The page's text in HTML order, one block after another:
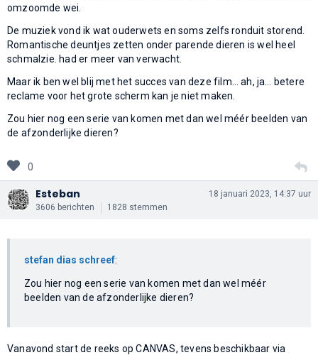
omzoomde wei.
De muziek vond ik wat ouderwets en soms zelfs ronduit storend.
Romantische deuntjes zetten onder parende dieren is wel heel
schmalzie. had er meer van verwacht.
Maar ik ben wel blij met het succes van deze film… ah, ja… betere
reclame voor het grote scherm kan je niet maken.
Zou hier nog een serie van komen met dan wel méér beelden van
de afzonderlijke dieren?
0
Esteban
3606 berichten 1828 stemmen
18 januari 2023, 14:37 uur
stefan dias schreef:
Zou hier nog een serie van komen met dan wel méér
beelden van de afzonderlijke dieren?
Vanavond start de reeks op CANVAS, tevens beschikbaar via